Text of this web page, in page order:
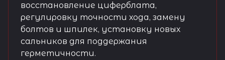
восстановление циферблата,
регулировку точности хода, замену
болтов и шпилек, установку новых
сальников для поддержания
герметичности.